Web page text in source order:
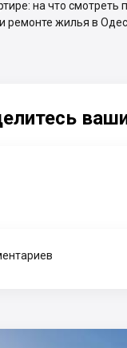
на что смотреть
ремонте жилья в